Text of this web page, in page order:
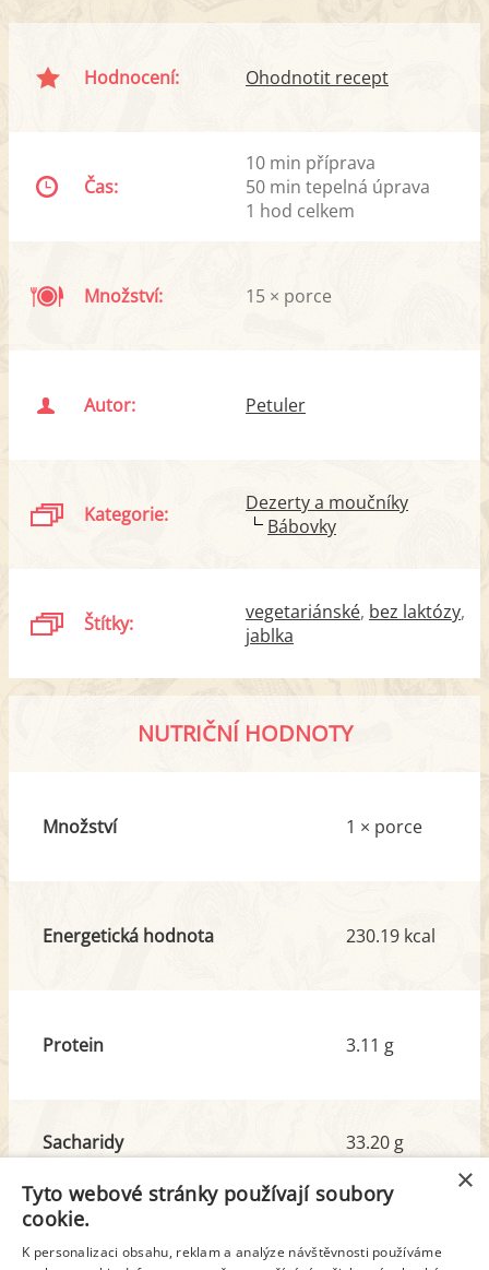
Hodnocení: Ohodnotit recept
Čas:
10 min příprava
50 min tepelná úprava
1 hod celkem
Množství: 15 × porce
Autor: Petuler
Kategorie:
Dezerty a moučníky
Bábovky
Štítky: vegetariánské bez laktózy
jablka
NUTRIČNÍ HODNOTY
Množství 1 × porce
Energetická hodnota 230.19 kcal
Protein 3.11 g
Sacharidy
z toho cukr
33.20 g
20.47 g
Tuk
9.21 g
×
Tyto webové stránky používají soubory
cookie.
K personalizaci obsahu, reklam a analýze návštěvnosti používáme